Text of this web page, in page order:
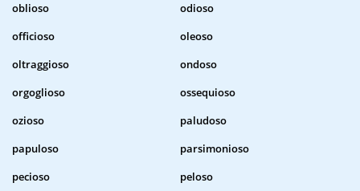
oblioso
odioso
officioso
oleoso
oltraggioso
ondoso
orgoglioso
ossequioso
ozioso
paludoso
papuloso
parsimonioso
pecioso
peloso